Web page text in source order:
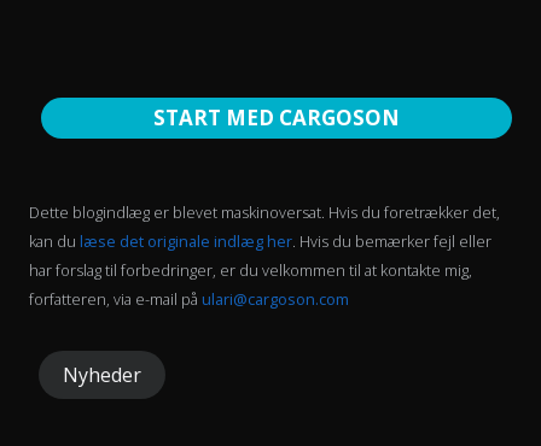
START MED CARGOSON
Dette blogindlæg er blevet maskinoversat. Hvis du foretrækker det,
kan du læse det originale indlæg her. Hvis du bemærker fejl eller
har forslag til forbedringer, er du velkommen til at kontakte mig,
forfatteren, via e-mail på ulari@cargoson.com
Nyheder